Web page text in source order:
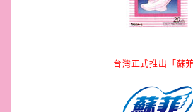
台灣正式推出「蘇菲